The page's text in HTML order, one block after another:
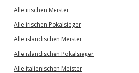
Alle irischen Meister
Alle irischen Pokalsieger
Alle isländischen Meister
Alle isländischen Pokalsieger
Alle italienischen Meister